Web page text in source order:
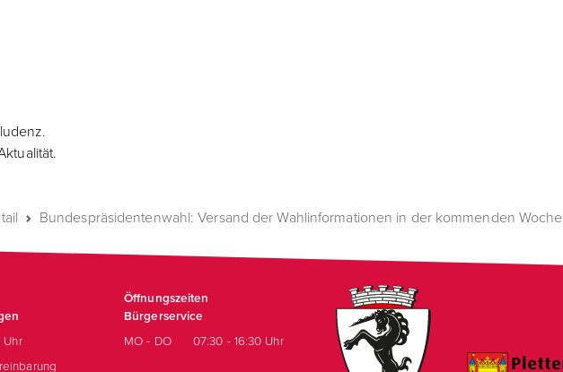
Bundespräsidentenwahl: Versand der Wahlinformationen in der kommenden Woche
Öffnungszeiten
Bürgerservice
Uhr MO - DO
07:30 - 16:30 Uhr